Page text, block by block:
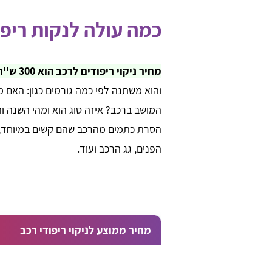
כמה עולה לנקות
מחיר ניקוי ריפודים לרכב הוא 300 ש''ח בממוצע
והוא משתנה לפי כמה גורמים כגון:
המושב ברכב? איזה סוג הוא ומהי השנה
הסרת כתמים מהרכב שהם קשים במיוחד,
הפנים, גג הרכב ועוד.
מחיר ממוצע לניקוי ריפודי רכב